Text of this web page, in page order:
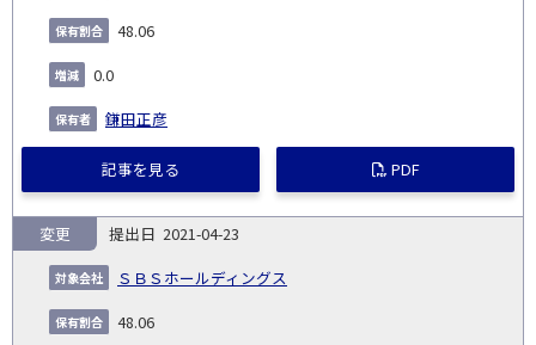
48.06
0.0
鎌田正彦
記事を見る PDF
2021-04-23
ＳＢＳホールディングス
変更
48.06